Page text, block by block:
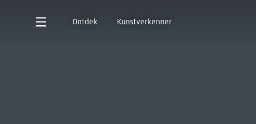
Ontdek Kunstverkenner